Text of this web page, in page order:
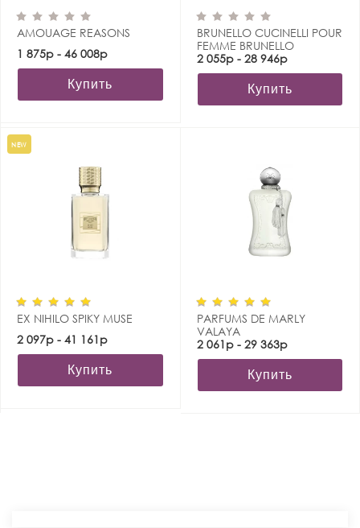
AMOUAGE REASONS
1 875р - 46 008р
Купить
BRUNELLO CUCINELLI POUR
FEMME BRUNELLO
CUCINELLI
2 055р - 28 946р
Купить
NEW
EX NIHILO SPIKY MUSE
2 097р - 41 161р
Купить
PARFUMS DE MARLY
VALAYA
2 061р - 29 363р
Купить